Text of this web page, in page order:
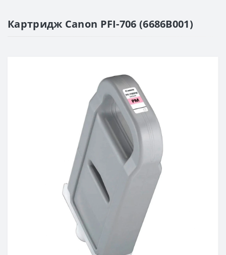
Картридж Canon PFI-706 (6686B001)